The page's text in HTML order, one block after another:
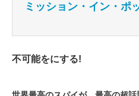
ミッション・イン・ポ
不可能をにする!